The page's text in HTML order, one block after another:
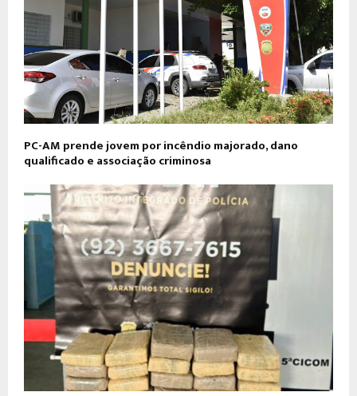
PC-AM prende jovem por incêndio majorado, dano
qualificado e associação criminosa